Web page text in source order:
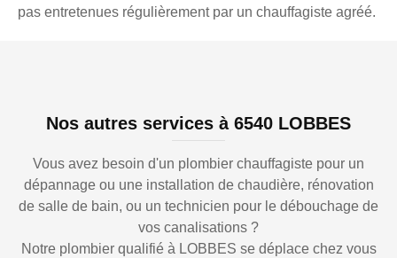
pas entretenues régulièrement par un chauffagiste agréé.
Nos autres services à 6540 LOBBES
Vous avez besoin d'un plombier chauffagiste pour un
dépannage ou une installation de chaudière, rénovation
de salle de bain, ou un technicien pour le débouchage de
vos canalisations ?
Notre plombier qualifié à LOBBES se déplace chez vous